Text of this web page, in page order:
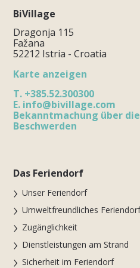
BiVillage
Dragonja 115
Fažana
52212 Istria - Croatia
Karte anzeigen
T. +385.52.300300
E. info@bivillage.com
Bekanntmachung über
Beschwerden
Das Feriendorf
Unser Feriendorf
Umweltfreundliches
Zugänglichkeit
Dienstleistungen am Strand
Sicherheit im Feriendorf